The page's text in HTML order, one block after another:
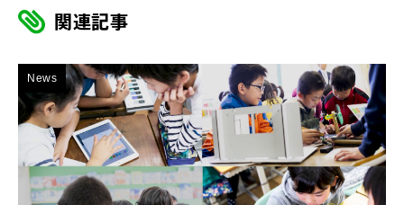
関連記事
News